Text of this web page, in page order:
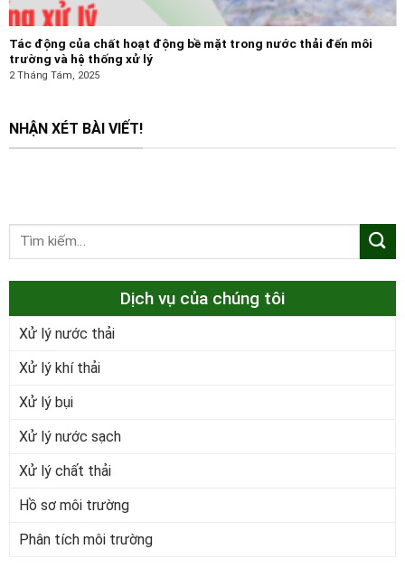
Tác động của chất hoạt động bề mặt trong nước thải đến môi
trường và hệ thống xử lý
2 Tháng Tám, 2025
NHẬN XÉT BÀI VIẾT!
Dịch vụ của chúng tôi
Xử lý nước thải
Xử lý khí thải
Xử lý bụi
Xử lý nước sạch
Xử lý chất thải
Hồ sơ môi trường
Phân tích môi trường